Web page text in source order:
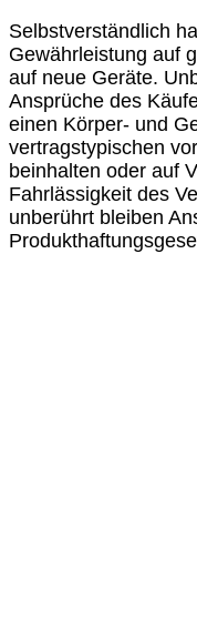
Selbstverständlich
Gewährleistung auf
auf neue Geräte.
Ansprüche des
einen Körper- und
vertragstypischen
beinhalten oder auf
Fahrlässigkeit des
unberührt bleiben